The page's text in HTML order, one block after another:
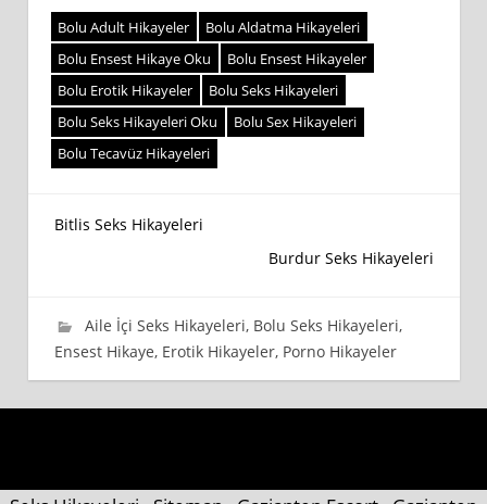
Bolu Adult Hikayeler
Bolu Aldatma Hikayeleri
Bolu Ensest Hikaye Oku
Bolu Ensest Hikayeler
Bolu Erotik Hikayeler
Bolu Seks Hikayeleri
Bolu Seks Hikayeleri Oku
Bolu Sex Hikayeleri
Bolu Tecavüz Hikayeleri
Yazı
Bitlis Seks Hikayeleri
Burdur Seks Hikayeleri
28 Temmuz 2019
wpadmin_745cb4
Aile İçi Seks Hikayeleri, Bolu Seks Hikayeleri,
Ensest Hikaye, Erotik Hikayeler, Porno Hikayeler